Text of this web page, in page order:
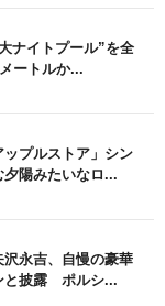
ナイトプール”を全
ートルか...
プルストア」シン
陽みたいなロ...
永吉、自慢の豪華
と披露 ポルシ...